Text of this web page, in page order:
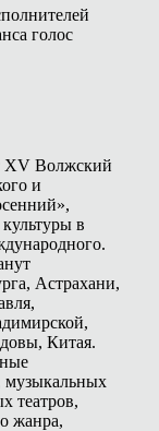
голос
XV Волжский
и
в
Астрахани,
Китая.
музыкальных
театров,
жанра,